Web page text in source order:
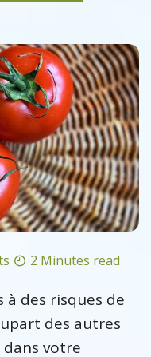
2 Minutes read
à des risques de
des autres
votre